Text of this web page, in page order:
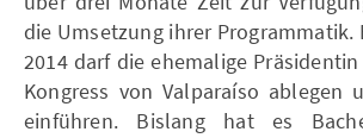
die Umsetzung ihrer Programmatik.
2014 darf die ehemalige
Kongress von Valparaíso ablegen
einführen. Bislang hat es